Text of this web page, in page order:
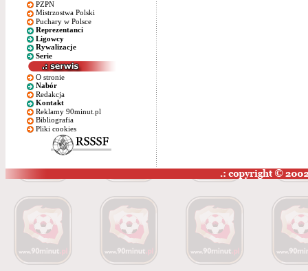
PZPN
Mistrzostwa Polski
Puchary w Polsce
Reprezentanci
Ligowcy
Rywalizacje
Serie
O stronie
Nabór
Redakcja
Kontakt
Reklamy 90minut.pl
Bibliografia
Pliki cookies